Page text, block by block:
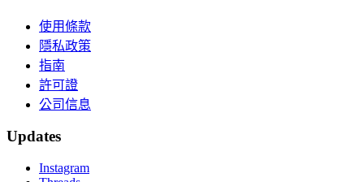
使用條款
隱私政策
指南
許可證
公司信息
Updates
Instagram